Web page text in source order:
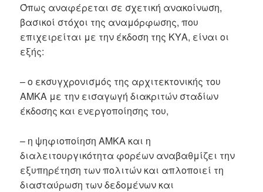
Όπως αναφέρεται σε σχετική ανακοίνωση,
βασικοί στόχοι της αναμόρφωσης, που
επιχειρείται με την έκδοση της ΚΥΑ, είναι οι
εξής:
– ο εκσυγχρονισμός της αρχιτεκτονικής του
ΑΜΚΑ με την εισαγωγή διακριτών σταδίων
έκδοσης και ενεργοποίησης του,
– η ψηφιοποίηση ΑΜΚΑ και η
διαλειτουργικότητα φορέων αναβαθμίζει την
εξυπηρέτηση των πολιτών και απλοποιεί τη
διασταύρωση των δεδομένων και